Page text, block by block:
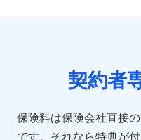
険契約に関する情報
者の氏名、住所、生
報、建物の構造や築年
齢などの情報などが含
契約者
保険料は保険会社直接
です。 それなら特典が